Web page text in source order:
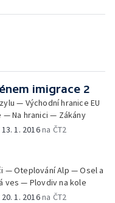
imigrace 2
— Východní hranice EU
— Na hranici — Zákány
13. 1. 2016na ČT2
— Oteplování Alp — Osel a
ves — Plovdiv na kole
20. 1. 2016na ČT2